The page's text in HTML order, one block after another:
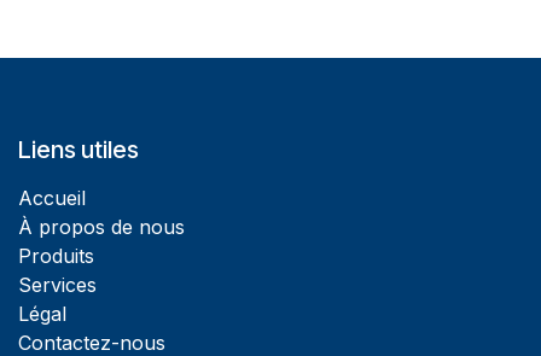
Liens utiles
Accueil
À propos de nous
Produits
Services
Légal
Contactez-nous